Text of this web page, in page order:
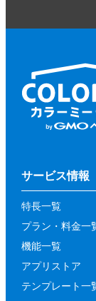
おそ
（当社
て、参
いつで
前項に
の理由
第２項
の取り
被った
を負わ
第４条
参加者
を行っ
サービス情報
特長一覧
プラン・料金一
機能一覧
アプリストア
テンプレート一